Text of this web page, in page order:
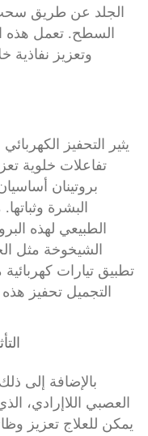
الجلد عن طريق
السطح. تعمل هذه
وتعزيز نفاذية
يثير التحفيز
تفاعلات خلوية
بروتينان
البشرة
الطبيعي لهذه
الشيخوخة مثل
تطبيق تيارات
التجميل تحفيز
بالإضافة إلى
العصبي اللاإرادي،
يمكن للعلاج تعزيز